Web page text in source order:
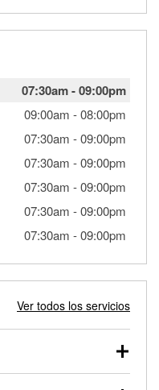
07:30am-09:00pm
09:00am -08:00pm
07:30am -09:00pm
07:30am -09:00pm
07:30am -09:00pm
07:30am -09:00pm
07:30am -09:00pm
Ver todos los servicios